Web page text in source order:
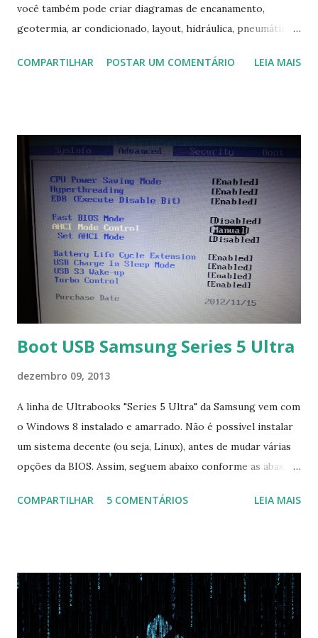
você também pode criar diagramas de encanamento,
geotermia, ar condicionado, layout, hidráulica, pneumática,
Na última versão 0.100, a coleção contém mais de 8.000
COMPARTILHAR POSTAR UM COMENTÁRIO LEIA MAIS
Boot USB Samsung Series 5 Ultra
dezembro 09, 2013
A linha de Ultrabooks "Series 5 Ultra" da Samsung vem com
o Windows 8 instalado e amarrado. Não é possível instalar
um sistema decente (ou seja, Linux), antes de mudar várias
opções da BIOS. Assim, seguem abaixo conforme as abas, a
Na inicialização aperte F2 para acessar a BIOS e então faça
com Win, deixe essa opção no Auto ) Set AHCI Mode ->
Disabled USB S3 Wake-up -> Enabled Boot: Secure Boot ->
Disabled OS Mode Selection -> UEFI and CSM OS (Essa
COMPARTILHAR 5 COMENTÁRIOS LEIA MAIS